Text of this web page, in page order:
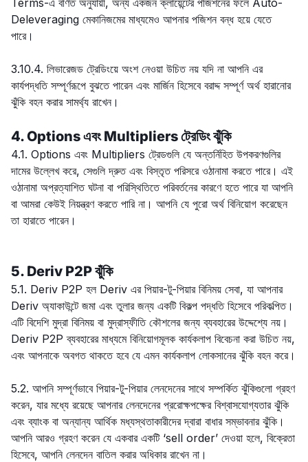
Terms-এ বর্ণিত অনুযায়ী, অন্য একজন ক্লায়েন্টের পজিশনের ফলে Auto-
Deleveraging মেকানিজমের মাধ্যমেও আপনার পজিশন বন্ধ হয়ে যেতে
পারে।
3.10.4. লিভারেজড ট্রেডিংয়ে অংশ নেওয়া উচিত নয় যদি না আপনি এর
কার্যপদ্ধতি সম্পূর্ণরূপে বুঝতে পারেন এবং মার্জিন হিসেবে বরাদ্দ সম্পূর্ণ অর্থ হারানোর
ঝুঁকি বহন করার সামর্থ্য রাখেন।
4. Options এবং Multipliers ট্রেডিং ঝুঁকি
4.1. Options এবং Multipliers ট্রেডগুলি যে অন্তর্নিহিত উপকরণগুলির
দামের উল্লেখ করে, সেগুলি দ্রুত এবং বিস্তৃত পরিসরে ওঠানামা করতে পারে। এই
ওঠানামা অপ্রত্যাশিত ঘটনা বা পরিস্থিতিতে পরিবর্তনের কারণে হতে পারে যা আপনি
বা আমরা কেউই নিয়ন্ত্রণ করতে পারি না। আপনি যে পুরো অর্থ বিনিয়োগ করেছেন
তা হারাতে পারেন।
5. Deriv P2P ঝুঁকি
5.1. Deriv P2P হল Deriv এর পিয়ার-টু-পিয়ার বিনিময় সেবা, যা আপনার
Deriv অ্যাকাউন্টে জমা এবং তুলার জন্য একটি বিকল্প পদ্ধতি হিসেবে পরিকল্পিত।
এটি বিদেশি মুদ্রা বিনিময় বা মুদ্রাস্ফীতি কৌশলের জন্য ব্যবহারের উদ্দেশ্যে নয়।
Deriv P2P ব্যবহারের মাধ্যমে বিনিয়োগমূলক কার্যকলাপ বিবেচনা করা উচিত নয়,
এবং আপনাকে অবগত থাকতে হবে যে এমন কার্যকলাপ লোকসানের ঝুঁকি বহন করে।
5.2. আপনি সম্পূর্ণভাবে পিয়ার-টু-পিয়ার লেনদেনের সাথে সম্পর্কিত ঝুঁকিগুলো গ্রহণ
করেন, যার মধ্যে রয়েছে আপনার লেনদেনের প্ররোক্ষপক্ষের বিশ্বাসযোগ্যতার ঝুঁকি
এবং ব্যাংক বা অন্যান্য আর্থিক মধ্যস্থতাকারীদের দ্বারা বাধার সম্ভাবনার ঝুঁকি।
আপনি আরও গ্রহণ করেন যে একবার একটি ‘sell order’ দেওয়া হলে, বিক্রেতা
হিসেবে, আপনি লেনদেন বাতিল করার অধিকার রাখেন না।